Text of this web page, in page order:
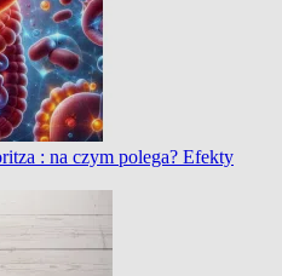
: na czym polega? Efekty